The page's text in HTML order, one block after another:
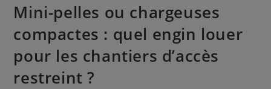
Mini-pelles ou chargeuses
compactes : quel engin louer
pour les chantiers d’accès
restreint ?